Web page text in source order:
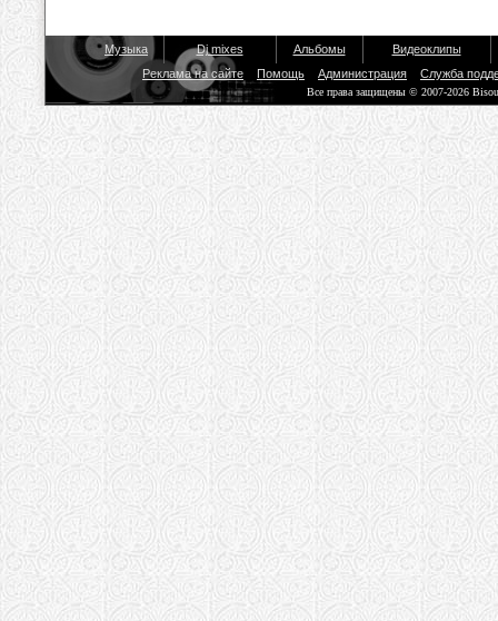
Музыка Dj mixes Альбомы
Видеоклипы
Реклама на сайте
Помощь Администрация Служба
Все права защищены © 2007-2026